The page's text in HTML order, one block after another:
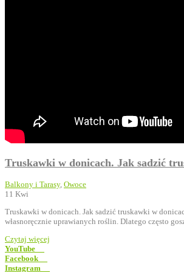
Truskawki w donicach. Jak sadzić
Balkony i Tarasy, Owoce
11 Kwi
Truskawki w donicach. Jak sadzić truskawki w
własnoręcznie uprawianych roślin. Dlatego często
Czytaj więcej
YouTube
Facebook
Instagram